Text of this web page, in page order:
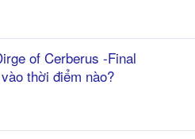
of Cerberus -Final
thời điểm nào?